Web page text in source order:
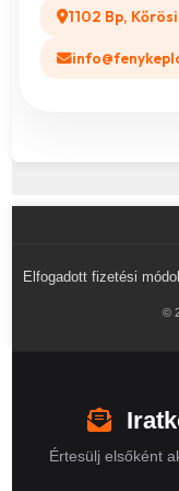
1102 Bp,
Elfogadott fizetési
©
Értesülj elsőként